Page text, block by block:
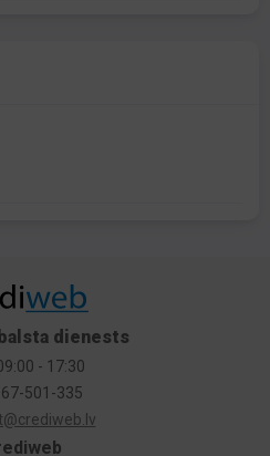
dienests
- 17:30
501-335